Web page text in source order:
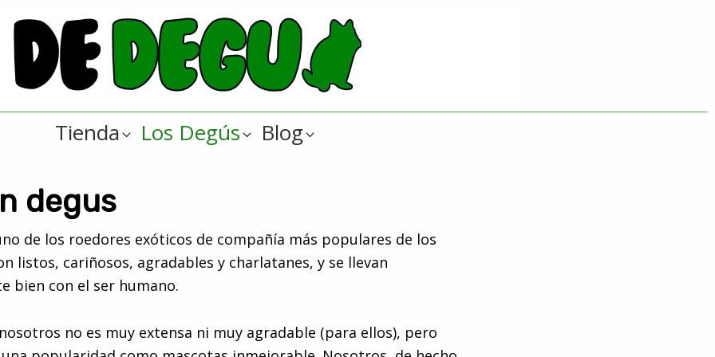
Tienda Los Degús Blog
degus
de los roedores exóticos de compañía más populares de los
listos, cariñosos, agradables y charlatanes, y se llevan
bien con el ser humano.
no es muy extensa ni muy agradable (para ellos), pero